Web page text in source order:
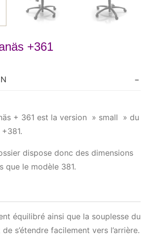
+361
+ 361 est la version » small » du
dispose donc des dimensions
que le modèle 381.
équilibré ainsi que la souplesse du
s’étendre facilement vers l’arrière.